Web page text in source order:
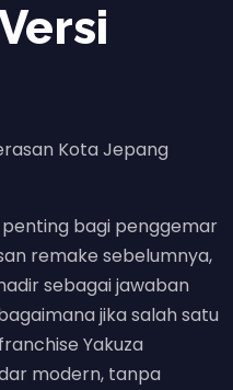
bagi penggemar
remake sebelumnya,
sebagai jawaban
jika salah satu
Yakuza
modern, tanpa